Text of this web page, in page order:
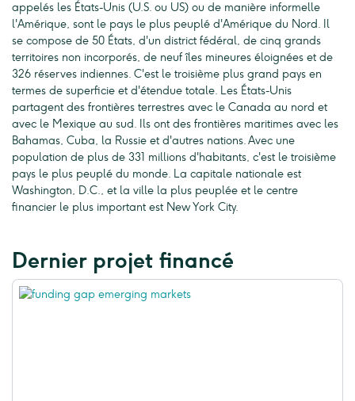
appelés les États-Unis (U.S. ou US) ou de manière informelle
l'Amérique, sont le pays le plus peuplé d'Amérique du Nord. Il
se compose de 50 États, d'un district fédéral, de cinq grands
territoires non incorporés, de neuf îles mineures éloignées et de
326 réserves indiennes. C'est le troisième plus grand pays en
termes de superficie et d'étendue totale. Les États-Unis
partagent des frontières terrestres avec le Canada au nord et
avec le Mexique au sud. Ils ont des frontières maritimes avec les
Bahamas, Cuba, la Russie et d'autres nations. Avec une
population de plus de 331 millions d'habitants, c'est le troisième
pays le plus peuplé du monde. La capitale nationale est
Washington, D.C., et la ville la plus peuplée et le centre
financier le plus important est New York City.
Dernier projet financé